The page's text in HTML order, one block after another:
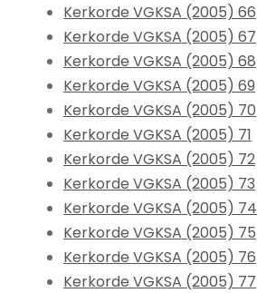
Kerkorde VGKSA (2005) 66
Kerkorde VGKSA (2005) 67
Kerkorde VGKSA (2005) 68
Kerkorde VGKSA (2005) 69
Kerkorde VGKSA (2005) 70
Kerkorde VGKSA (2005) 71
Kerkorde VGKSA (2005) 72
Kerkorde VGKSA (2005) 73
Kerkorde VGKSA (2005) 74
Kerkorde VGKSA (2005) 75
Kerkorde VGKSA (2005) 76
Kerkorde VGKSA (2005) 77